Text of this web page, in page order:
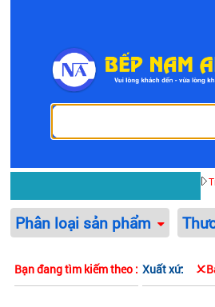
Phân loại sản phẩm
Bạn đang tìm kiếm theo : Xuất xứ: